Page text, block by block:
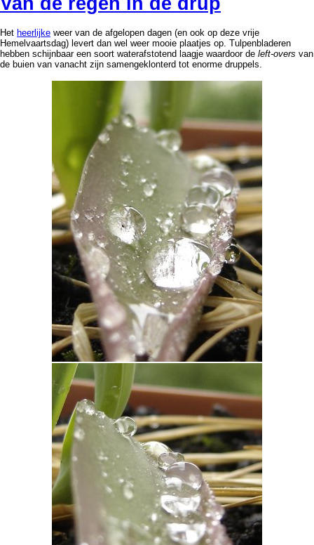
Het heerlijke weer van de afgelopen dagen (en ook op deze vrije
Hemelvaartsdag) levert dan wel weer mooie plaatjes op. Tulpenbladeren
hebben schijnbaar een soort waterafstotend laagje waardoor de left-overs van
de buien van vanacht zijn samengeklonterd tot enorme druppels.